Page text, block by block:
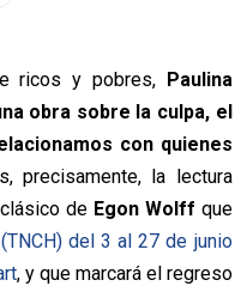
ricos y pobres, Paulina
obra sobre la culpa, el
con quienes
precisamente, la lectura
de Egon Wolff que
del 3 al 27 de junio
, y que marcará el regreso